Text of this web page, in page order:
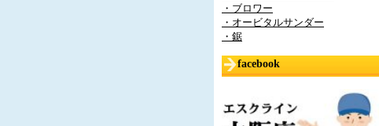
・ブロワー
・オービタルサンダー
・鋸
facebook